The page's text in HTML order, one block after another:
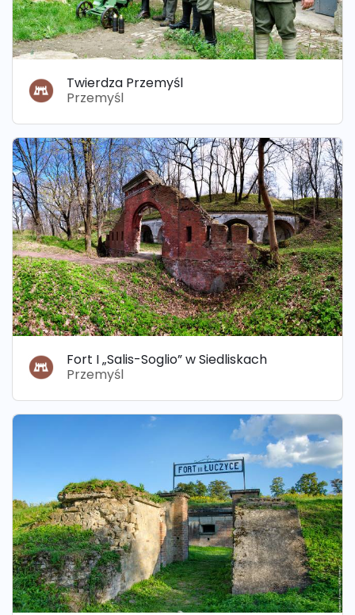
Twierdza Przemyśl
Przemyśl
Fort I „Salis-Soglio” w Siedliskach
Przemyśl